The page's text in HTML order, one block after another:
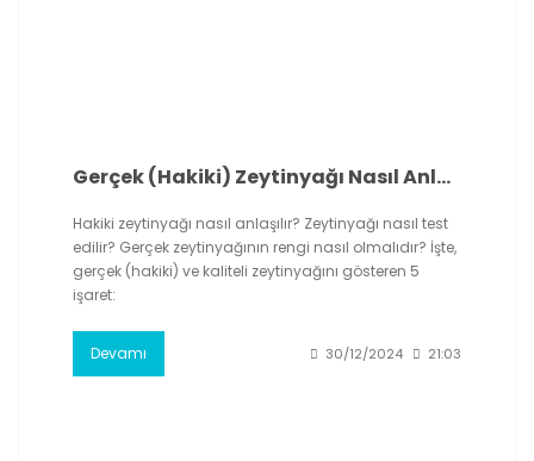
Gerçek (Hakiki) Zeytinyağı Nasıl Anlaşılır? 5 Önemli Tüyo
Hakiki zeytinyağı nasıl anlaşılır? Zeytinyağı nasıl test
edilir? Gerçek zeytinyağının rengi nasıl olmalıdır? İşte,
gerçek (hakiki) ve kaliteli zeytinyağını gösteren 5
işaret:
Devamı 30/12/2024 21:03